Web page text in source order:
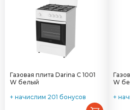
Газовая плита Darina C 1001
W белый
+ начислим 201 бонусов
W
+